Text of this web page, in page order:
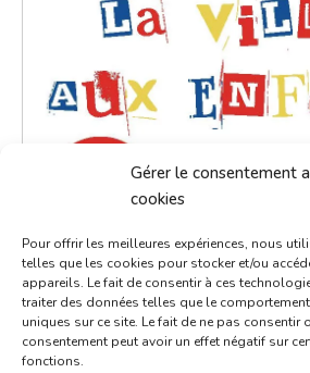
Gérer le consentement
cookies
Pour offrir les meilleures expériences, nous
telles que les cookies pour stocker et/ou
appareils. Le fait de consentir à ces
traiter des données telles que le
uniques sur ce site. Le fait de ne pas consentir
consentement peut avoir un effet négatif sur
fonctions.